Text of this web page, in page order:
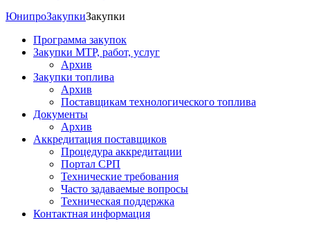
ЮнипроЗакупкиЗакупки
Программа закупок
Закупки МТР, работ, услуг
Архив
Закупки топлива
Архив
Поставщикам технологического топлива
Документы
Архив
Аккредитация поставщиков
Процедура аккредитации
Портал СРП
Технические требования
Часто задаваемые вопросы
Техническая поддержка
Контактная информация